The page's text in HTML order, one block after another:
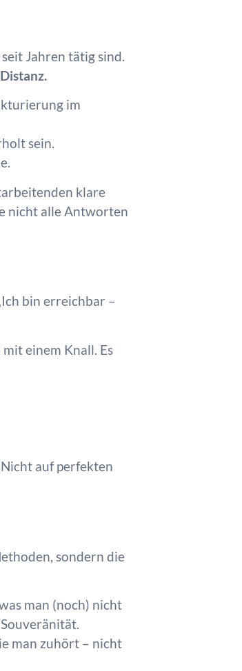
Jahren tätig sind.
im
sein.
klare
nicht alle Antworten
bin erreichbar –
einem Knall. Es
auf perfekten
sondern die
man (noch) nicht
man zuhört – nicht